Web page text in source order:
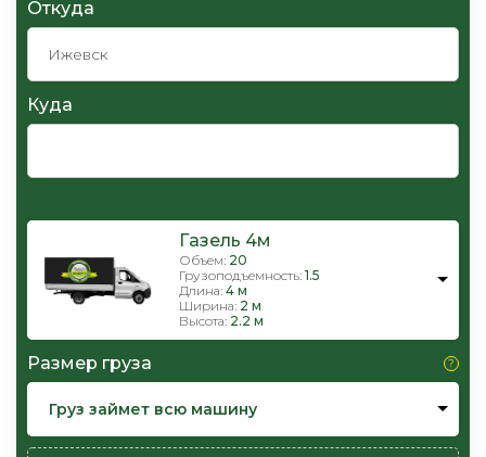
Откуда
Куда
Газель 4м
Объем: 20
Грузоподъемность: 1.5
Длина: 4 м
Ширина: 2 м
Высота: 2.2 м
Размер груза
Груз займет всю машину